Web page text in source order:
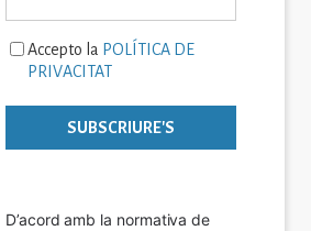
Accepto la POLÍTICA DE
PRIVACITAT
D’acord amb la normativa de